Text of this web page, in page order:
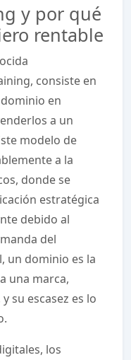
y por qué
rentable
consiste en
en
a un
modelo de
a la
donde se
estratégica
debido al
del
un dominio es la
una marca,
su escasez es lo
los